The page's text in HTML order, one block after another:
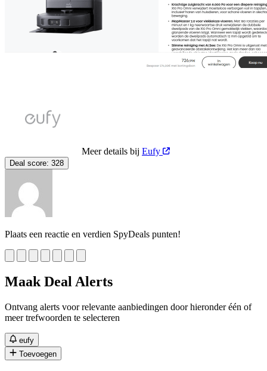
Meer details bij Eufy
Deal score: 328
Plaats een reactie en verdien SpyDeals punten!
Maak Deal Alerts
Ontvang alerts voor relevante aanbiedingen door hieronder één of
meer trefwoorden te selecteren
eufy
Toevoegen